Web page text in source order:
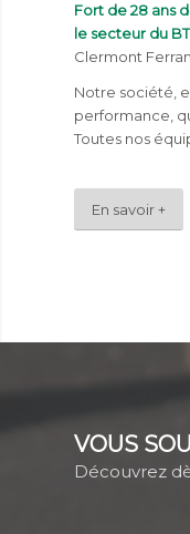
Fort de 28 ans
le secteur du
Clermont
Notre société,
performance,
Toutes nos
En savoir +
VOUS
Découvrez